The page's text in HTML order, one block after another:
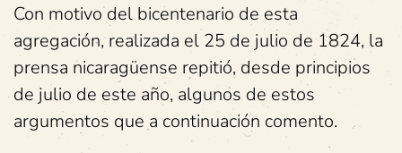
Con motivo del bicentenario de esta
agregación, realizada el 25 de julio de 1824, la
prensa nicaragüense repitió, desde principios
de julio de este año, algunos de estos
argumentos que a continuación comento.